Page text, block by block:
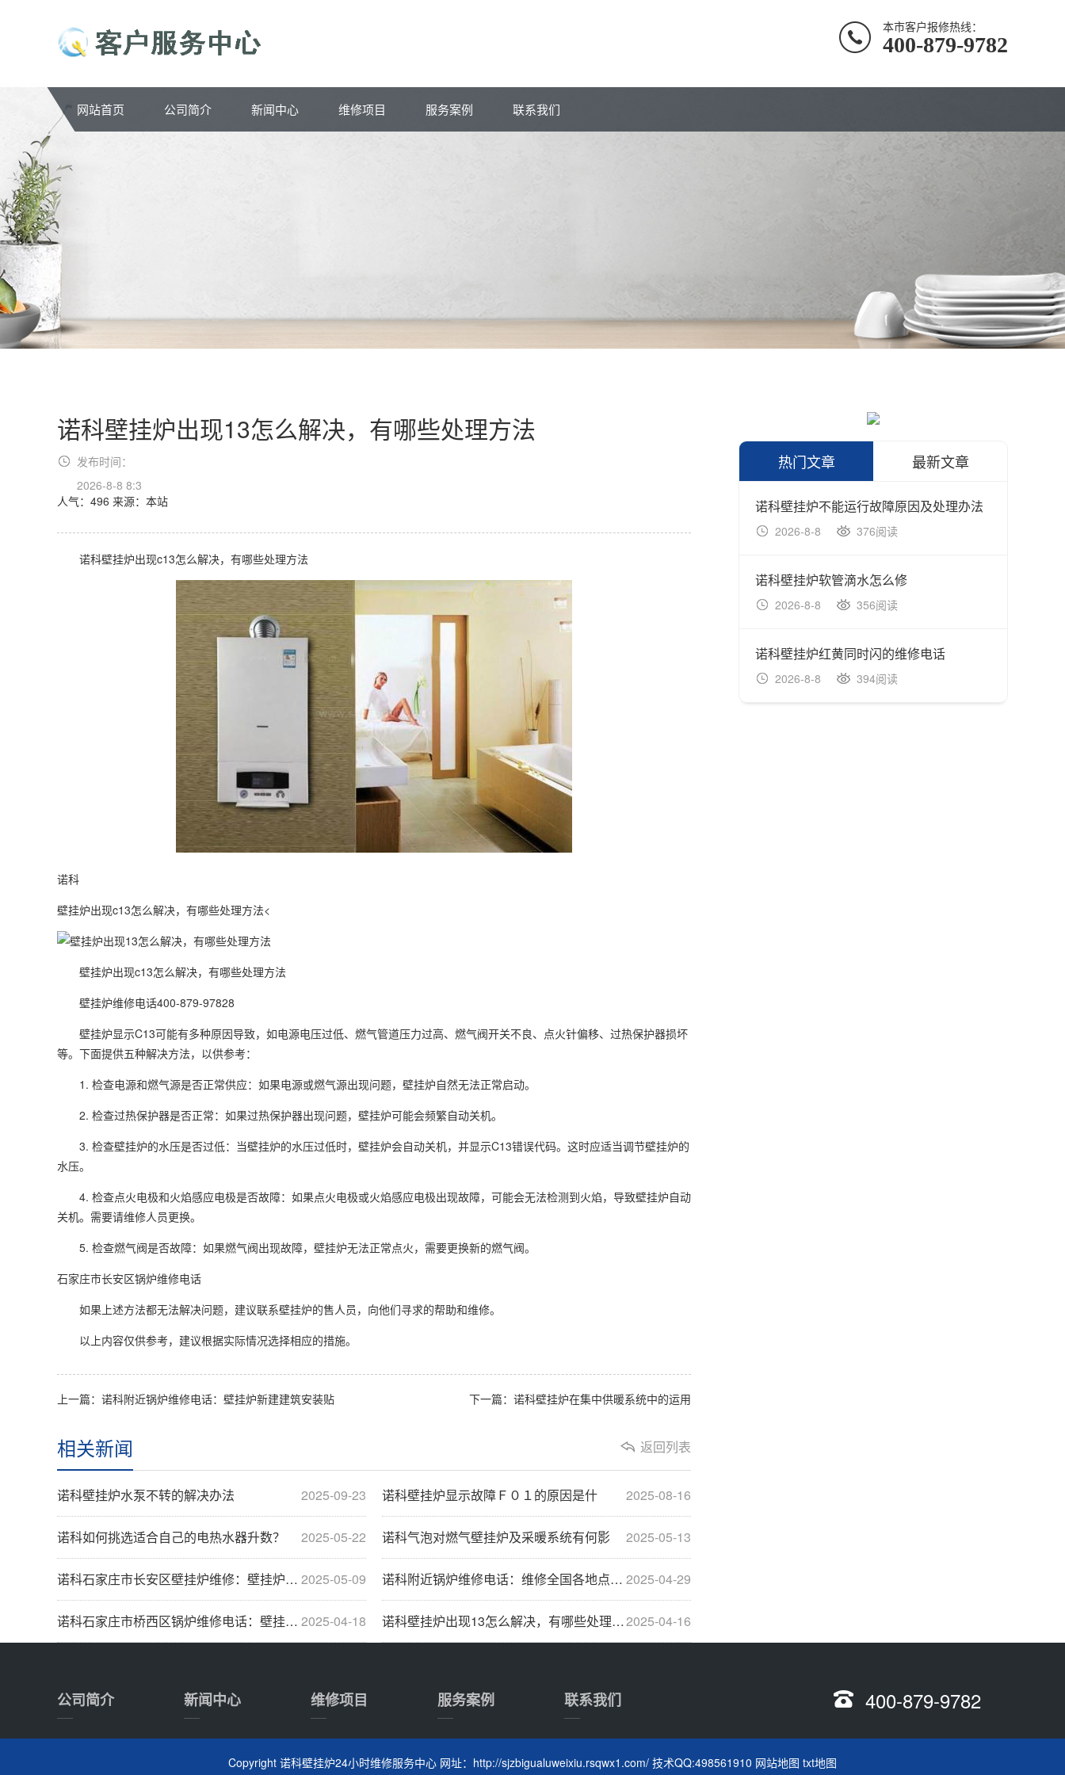
本市客户报修热线：
400-879-9782
网站首页 公司简介 新闻中心 维修项目 服务案例 联系我们
诺科壁挂炉出现13怎么解决，有哪些处理方法
发布时间：
2026-8-8 8:3
人气：496 来源：本站
诺科壁挂炉出现c13怎么解决，有哪些处理方法
诺科
壁挂炉出现c13怎么解决，有哪些处理方法<
壁挂炉出现c13怎么解决，有哪些处理方法
壁挂炉维修电话400-879-97828
壁挂炉显示C13可能有多种原因导致，如电源电压过低、燃气管道压力过高、燃气阀开关不良、点火针偏移、过热保护器损坏
等。下面提供五种解决方法，以供参考：
1. 检查电源和燃气源是否正常供应：如果电源或燃气源出现问题，壁挂炉自然无法正常启动。
2. 检查过热保护器是否正常：如果过热保护器出现问题，壁挂炉可能会频繁自动关机。
3. 检查壁挂炉的水压是否过低：当壁挂炉的水压过低时，壁挂炉会自动关机，并显示C13错误代码。这时应适当调节壁挂炉的
水压。
4. 检查点火电极和火焰感应电极是否故障：如果点火电极或火焰感应电极出现故障，可能会无法检测到火焰，导致壁挂炉自动
关机。需要请维修人员更换。
5. 检查燃气阀是否故障：如果燃气阀出现故障，壁挂炉无法正常点火，需要更换新的燃气阀。
石家庄市长安区锅炉维修电话
如果上述方法都无法解决问题，建议联系壁挂炉的售人员，向他们寻求的帮助和维修。
以上内容仅供参考，建议根据实际情况选择相应的措施。
上一篇：诺科附近锅炉维修电话：壁挂炉新建建筑安装贴 下一篇：诺科壁挂炉在集中供暖系统中的运用
返回列表
相关新闻
2025-09-23
诺科壁挂炉水泵不转的解决办法 2025-08-16
诺科壁挂炉显示故障Ｆ０１的原因是什
2025-05-22
诺科如何挑选适合自己的电热水器升数？ 2025-05-13
诺科气泡对燃气壁挂炉及采暖系统有何影
2025-05-09
诺科石家庄市长安区壁挂炉维修：壁挂炉维保方 2025-04-29
诺科附近锅炉维修电话：维修全国各地点电话查询···
2025-04-18
诺科石家庄市桥西区锅炉维修电话：壁挂炉安装位··· 2025-04-16
诺科壁挂炉出现13怎么解决，有哪些处理方法
热门文章 最新文章
诺科壁挂炉不能运行故障原因及处理办法
2026-8-8 376阅读
诺科壁挂炉软管滴水怎么修
2026-8-8 356阅读
诺科壁挂炉红黄同时闪的维修电话
2026-8-8 394阅读
公司简介 新闻中心 维修项目 服务案例 联系我们 400-879-9782
Copyright 诺科壁挂炉24小时维修服务中心 网址：http://sjzbigualuweixiu.rsqwx1.com/ 技术QQ:498561910 网站地图 txt地图